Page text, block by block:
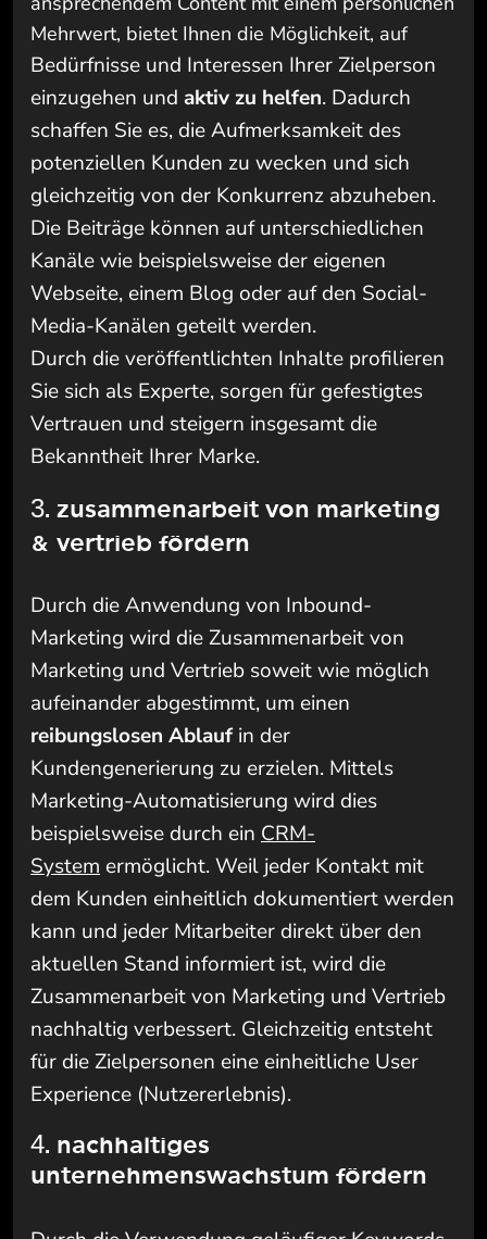
Mehrwert, bietet Ihnen die Möglichkeit, auf
Bedürfnisse und Interessen Ihrer Zielperson
einzugehen und aktiv zu helfen. Dadurch
schaffen Sie es, die Aufmerksamkeit des
potenziellen Kunden zu wecken und sich
gleichzeitig von der Konkurrenz abzuheben.
Die Beiträge können auf unterschiedlichen
Kanäle wie beispielsweise der eigenen
Webseite, einem Blog oder auf den Social-
Media-Kanälen geteilt werden.
Durch die veröffentlichten Inhalte profilieren
Sie sich als Experte, sorgen für gefestigtes
Vertrauen und steigern insgesamt die
Bekanntheit Ihrer Marke.
3. zusammenarbeit von marketing
& vertrieb fördern
Durch die Anwendung von Inbound-
Marketing wird die Zusammenarbeit von
Marketing und Vertrieb soweit wie möglich
aufeinander abgestimmt, um einen
reibungslosen Ablaufin der
Kundengenerierung zu erzielen. Mittels
Marketing-Automatisierung wird dies
beispielsweise durch ein CRM-
System ermöglicht. Weil jeder Kontakt mit
dem Kunden einheitlich dokumentiert werden
kann und jeder Mitarbeiter direkt über den
aktuellen Stand informiert ist,wird die
Zusammenarbeit von Marketing und Vertrieb
nachhaltig verbessert. Gleichzeitig entsteht
für die Zielpersonen eine einheitliche User
Experience (Nutzererlebnis).
4. nachhaltiges
unternehmenswachstum fördern